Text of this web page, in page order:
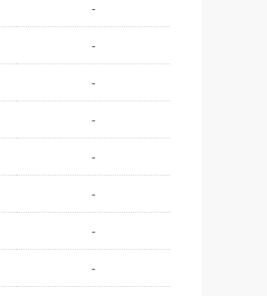
-
-
-
-
-
-
-
-